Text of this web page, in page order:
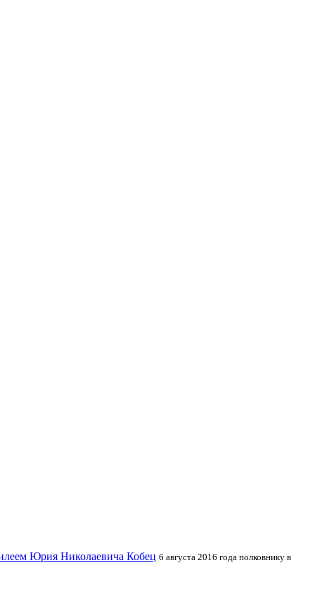
Юрия Николаевича Кобец 6 августа 2016 года полковнику в